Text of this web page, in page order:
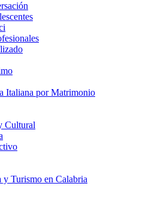
Italiana por Matrimonio
Cultural
Turismo en Calabria